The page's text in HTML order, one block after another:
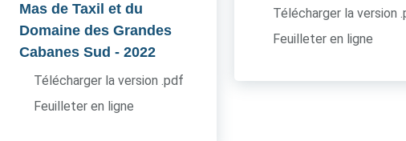
Mas de Taxil et du
Domaine des Grandes
Cabanes Sud - 2022
Télécharger la version .pdf
Feuilleter en ligne
Télécharger la version
Feuilleter en ligne